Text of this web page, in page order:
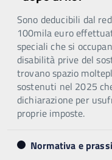
Sono deducibili dal
100mila euro
speciali che si
disabilità prive del
trovano spazio
sostenuti nel 2025
dichiarazione per
proprie imposte.
Normativa e prassi